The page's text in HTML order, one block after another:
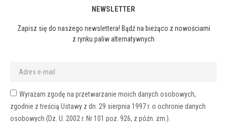
NEWSLETTER
Zapisz się do naszego newslettera! Bądź na bieżąco z nowościami
z rynku paliw alternatywnych
Wyrażam zgodę na przetwarzanie moich danych osobowych,
zgodnie z treścią Ustawy z dn. 29 sierpnia 1997 r. o ochronie danych
osobowych (Dz. U. 2002 r. Nr 101 poz. 926, z późn. zm.).